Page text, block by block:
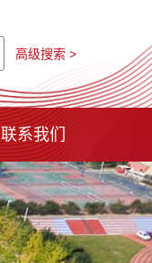
高级搜索 >
联系我们